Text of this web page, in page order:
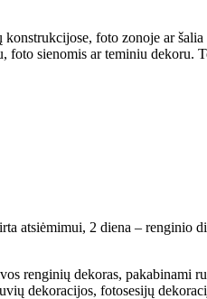
foto zonoje ar
foto sienomis ar teminiu
atsiėmimui, 2 diena –
renginių dekoras,
dekoracijos, fotosesijų